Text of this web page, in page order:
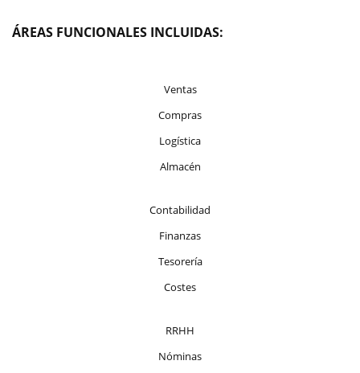
ÁREAS FUNCIONALES INCLUIDAS:
Ventas
Compras
Logística
Almacén
Contabilidad
Finanzas
Tesorería
Costes
RRHH
Nóminas